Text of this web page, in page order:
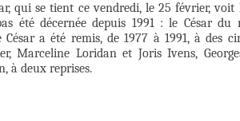
qui se tient ce vendredi, le 25 février,
été décernée depuis 1991 : le César
a été remis, de 1977 à 1991, à des
Marceline Loridan et Joris Ivens,
à deux reprises.